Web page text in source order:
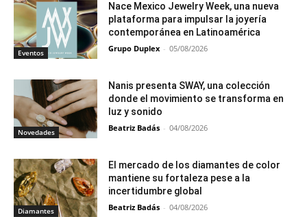
Eventos
Nace Mexico Jewelry Week, una nueva
plataforma para impulsar la joyería
contemporánea en Latinoamérica
Grupo Duplex - 05/08/2026
Novedades
Nanis presenta SWAY, una colección
donde el movimiento se transforma en
luz y sonido
Beatriz Badás - 04/08/2026
Diamantes
El mercado de los diamantes de color
mantiene su fortaleza pese a la
incertidumbre global
Beatriz Badás - 04/08/2026